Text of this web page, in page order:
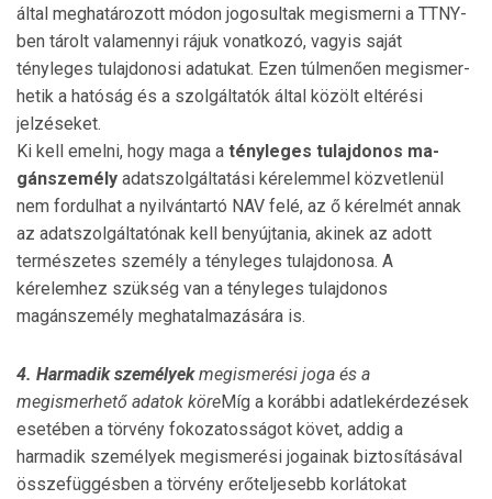
által meghatározott módon jogosultak meg­ismerni a TTNY-
ben tárolt valamennyi rájuk vonatkozó, vagyis saját
tényleges tulajdonosi adatukat. Ezen túlmenően megis­mer­
hetik a hatóság és a szolgáltatók által közölt eltérési
jelzéseket.
Ki kell emelni, hogy maga a tényleges tulajdo­nos ma­
gánszemély adatszolgáltatási kérelemmel közvet­le­nül
nem fordulhat a nyilvántartó NAV felé, az ő ké­rel­mét annak
az adatszolgáltatónak kell be­nyúj­tania, akinek az adott
természetes személy a tényleges tulaj­do­nosa. A
kérelemhez szükség van a tény­leges tulajdonos
magánszemély meghatalma­zá­sára is.
4. Harmadik személyekmegismerési joga és a
megismerhető adatok köreMíg a korábbi adatlekérdezések
esetében a törvény fo­koza­tosságot követ, addig a
harmadik személyek megismerési jogainak biztosításával
összefüggésben a törvény erőteljesebb korlátokat